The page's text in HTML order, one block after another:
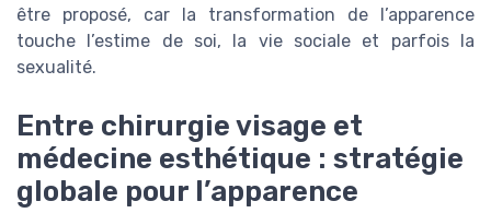
être proposé, car la transformation de l’apparence
touche l’estime de soi, la vie sociale et parfois la
sexualité.
Entre chirurgie visage et
médecine esthétique : stratégie
globale pour l’apparence